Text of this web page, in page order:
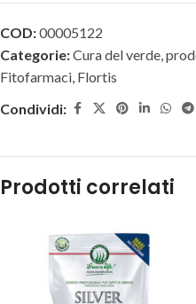
COD:00005122
Categorie:Cura del verde,
Fitofarmaci, Flortis
Condividi:
Prodotti correlati